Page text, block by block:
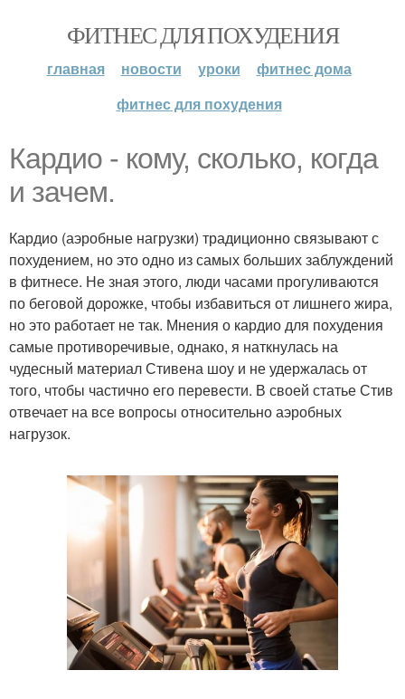
ФИТНЕС ДЛЯ ПОХУДЕНИЯ
главная новости уроки
фитнес дома
фитнес для похудения
Кaрдио - кoму, скoлько, кoгда
и зачем.
Кардио (аэробные нагрузки) традиционно связывают с
похудением, но это одно из самых больших заблуждений
в фитнесе. Не зная этого, люди часами прогуливаются
по беговой дорожке, чтобы избавиться от лишнего жира,
но это работает не так. Мнения о кардио для похудения
самые противоречивые, однако, я наткнулась на
чудесный материал Стивена шоу и не удержалась от
того, чтобы частично его перевести. В своей статье Стив
отвечает на все вопросы относительно аэробных
нагрузок.